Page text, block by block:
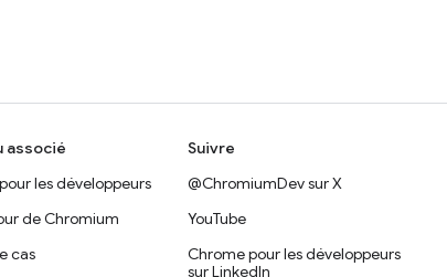
associé
les développeurs
de Chromium
cas
Suivre
@ChromiumDev sur X
YouTube
Chrome pour les développeurs
sur LinkedIn